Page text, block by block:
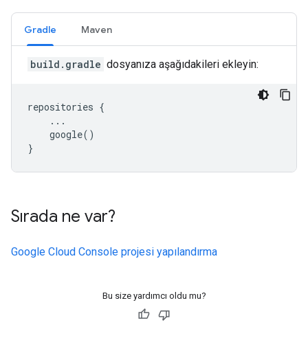
Gradle Maven
build.gradle dosyanıza aşağıdakileri ekleyin:
repositories {
...
google()
}
Sırada ne var?
Google Cloud Console projesi yapılandırma
Bu size yardımcı oldu mu?